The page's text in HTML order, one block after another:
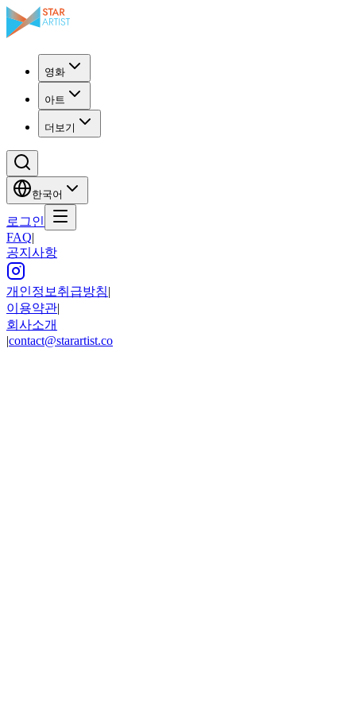
영화
아트
더보기
한국어
로그인
FAQ|
공지사항
개인정보취급방침|
이용약관|
회사소개
|contact@starartist.co